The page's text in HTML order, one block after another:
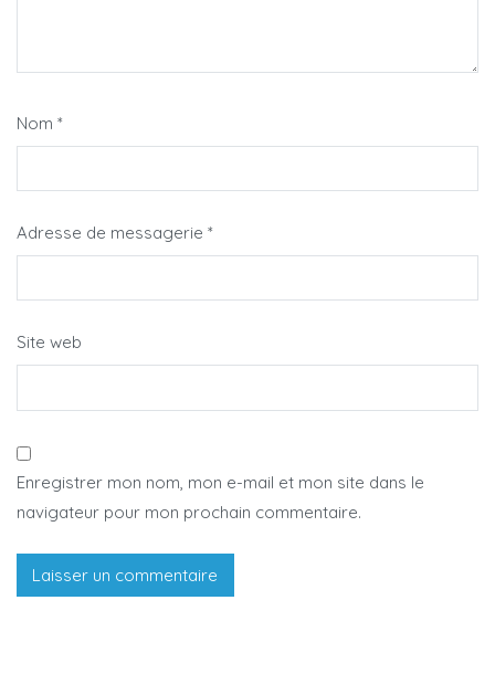
Nom *
Adresse de messagerie *
Site web
Enregistrer mon nom, mon e-mail et mon site dans le
navigateur pour mon prochain commentaire.